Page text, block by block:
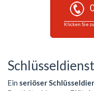
Klicken Sie
Ein seriöser